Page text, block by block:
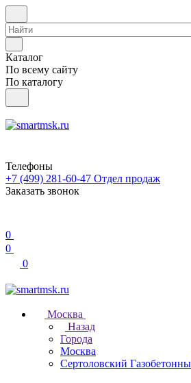
Каталог
По всему сайту
По каталогу
Телефоны
+7 (499) 281-60-47 Отдел продаж
Заказать звонок
0
0
0
Москва
Назад
Города
Москва
Сертоловский